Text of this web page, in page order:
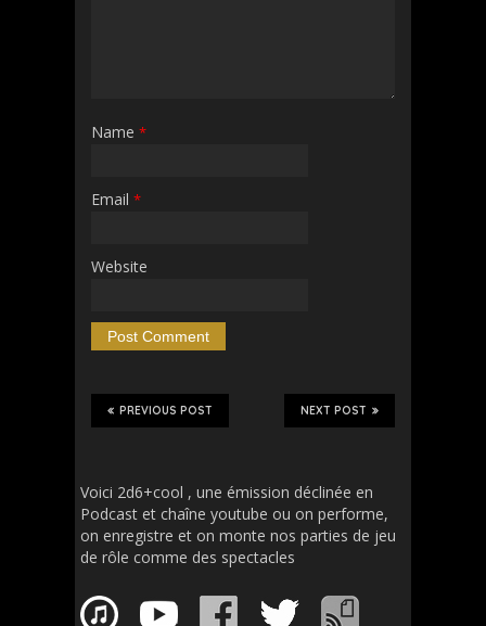
Name *
Email *
Website
NEXT POST
PREVIOUS POST
Voici 2d6+cool , une émission déclinée en
Podcast et chaîne youtube ou on performe,
on enregistre et on monte nos parties de jeu
de rôle comme des spectacles